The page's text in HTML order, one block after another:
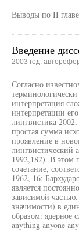
Выводы по II
Введение
2003 год,
Согласно
интерпретация
интерпретации
лингвистика
простая сумма
проявление в
1992,182). В этом
сочетание,
1962, 16;
является
зависимой
значимости) в
образом: ядерное
anything anyone